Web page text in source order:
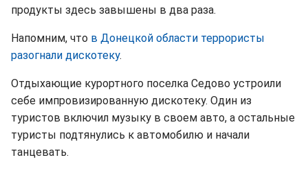
продукты здесь завышены в два раза.
Напомним, что в Донецкой области террористы
разогнали дискотеку.
Отдыхающие курортного поселка Седово устроили
себе импровизированную дискотеку. Один из
туристов включил музыку в своем авто, а остальные
туристы подтянулись к автомобилю и начали
танцевать.